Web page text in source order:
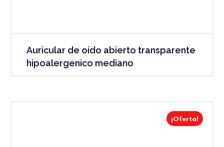
Auricular de oido abierto transparente
hipoalergenico mediano
¡Oferta!